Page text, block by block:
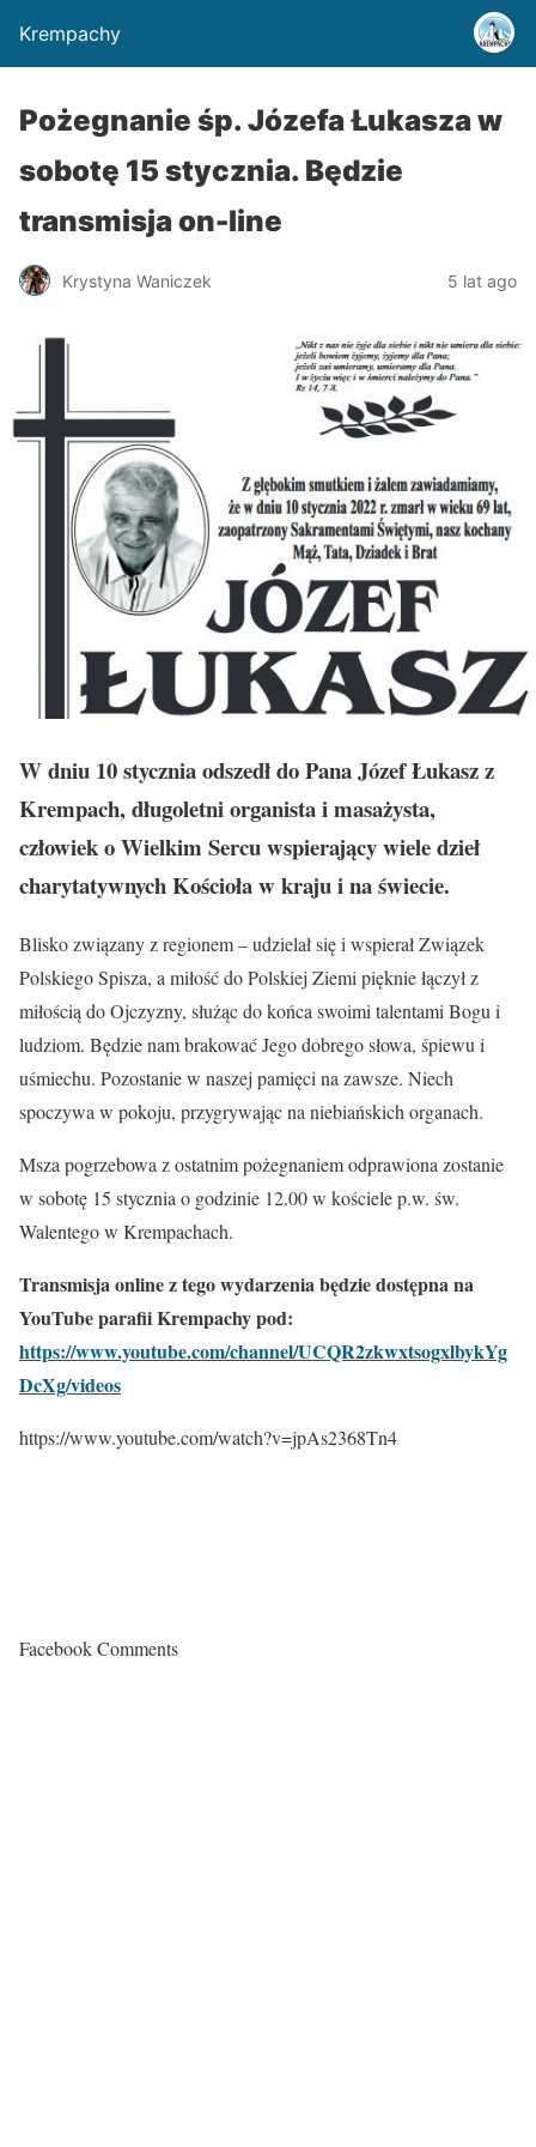
Krempachy
Pożegnanie śp. Józefa Łukasza w
sobotę 15 stycznia. Będzie
transmisja on-line
Krystyna Waniczek 5 lat ago
W dniu 10 stycznia odszedł do Pana Józef Łukasz z
Krempach, długoletni organista i masażysta,
człowiek o Wielkim Sercu wspierający wiele dzieł
charytatywnych Kościoła w kraju i na świecie.
Blisko związany z regionem – udzielał się i wspierał Związek
Polskiego Spisza, a miłość do Polskiej Ziemi pięknie łączył z
miłością do Ojczyzny, służąc do końca swoimi talentami Bogu i
ludziom. Będzie nam brakować Jego dobrego słowa, śpiewu i
uśmiechu. Pozostanie w naszej pamięci na zawsze. Niech
spoczywa w pokoju, przygrywając na niebiańskich organach.
Msza pogrzebowa z ostatnim pożegnaniem odprawiona zostanie
w sobotę 15 stycznia o godzinie 12.00 w kościele p.w. św.
Walentego w Krempachach.
Transmisja online z tego wydarzenia będzie dostępna na
YouTube parafii Krempachy pod:
https://www.youtube.com/channel/UCQR2zkwxtsogxlbykYg
DcXg/videos
https://www.youtube.com/watch?v=jpAs2368Tn4
Facebook Comments